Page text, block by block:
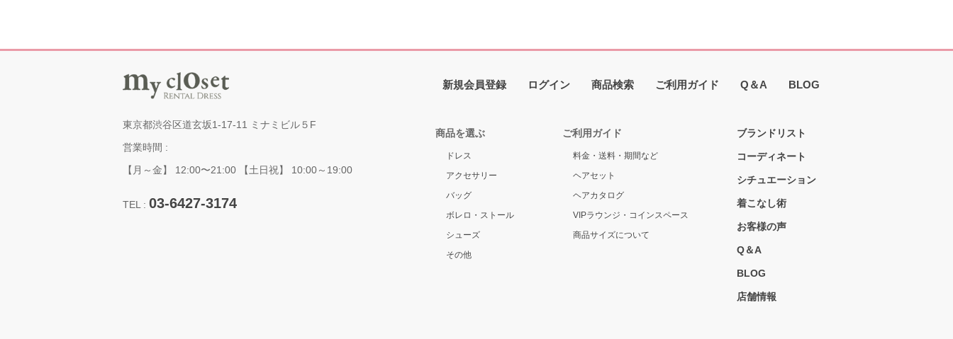
東京都渋谷区道玄坂1-17-11 ミナミビル５F
営業時間 :
【月～金】 12:00〜21:00 【土日祝】 10:00～19:00
TEL : 03-6427-3174
新規会員登録 ログイン 商品検索 ご利用ガイド Q＆A BLOG
商品を選ぶ
ドレス
アクセサリー
バッグ
ボレロ・ストール
シューズ
その他
ご利用ガイド
料金・送料・期間など
ヘアセット
ヘアカタログ
VIPラウンジ・コインスペース
商品サイズについて
ブランドリスト
コーディネート
シチュエーション
着こなし術
お客様の声
Q＆A
BLOG
店舗情報